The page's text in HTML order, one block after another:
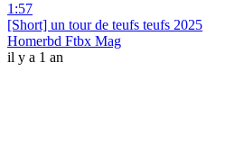
1:57
[Short] un tour de teufs teufs 2025
Homerbd Ftbx Mag
il y a 1 an